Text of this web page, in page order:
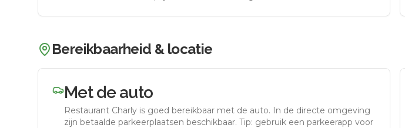
Bereikbaarheid & locatie
Met de auto
Restaurant Charly is goed bereikbaar met de auto. In de directe omgeving
zijn betaalde parkeerplaatsen beschikbaar. Tip: gebruik een parkeerapp voor